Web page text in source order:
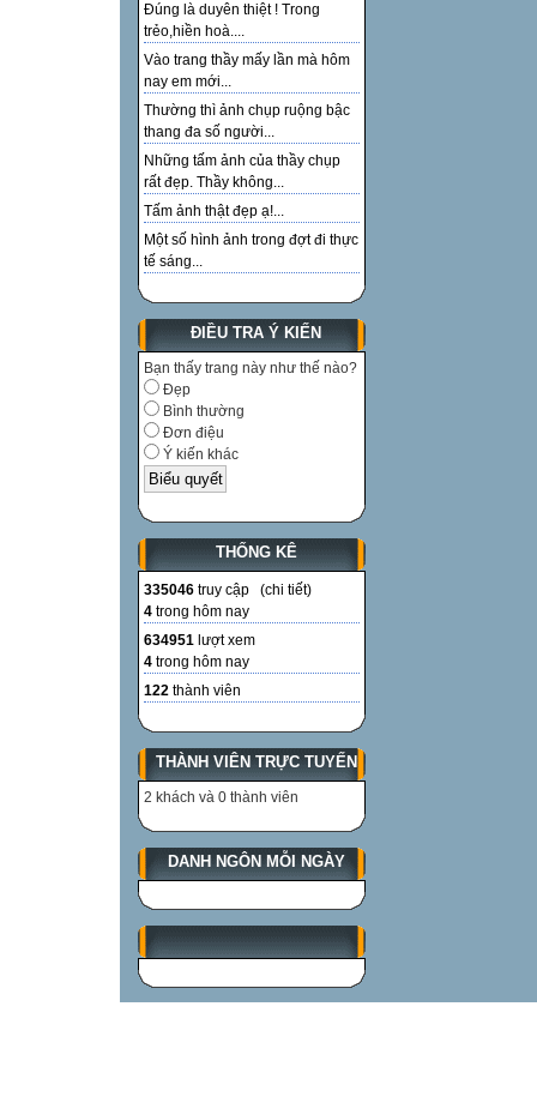
Đúng là duyên thiệt ! Trong
trẻo,hiền hoà....
Vào trang thầy mấy lần mà hôm
nay em mới...
Thường thì ảnh chụp ruộng bậc
thang đa số người...
Những tấm ảnh của thầy chụp
rất đẹp. Thầy không...
Tấm ảnh thật đẹp ạ!...
Một số hình ảnh trong đợt đi thực
tế sáng...
ĐIỀU TRA Ý KIẾN
Bạn thấy trang này như thế nào?
Đẹp
Bình thường
Đơn điệu
Ý kiến khác
THỐNG KÊ
335046 truy cập (chi tiết)
4 trong hôm nay
634951 lượt xem
4 trong hôm nay
122 thành viên
THÀNH VIÊN TRỰC TUYẾN
2 khách và 0 thành viên
DANH NGÔN MỖI NGÀY